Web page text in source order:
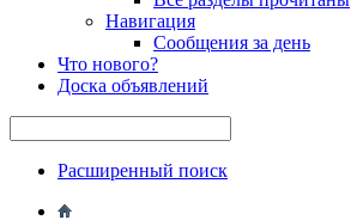
Навигация
Сообщения за день
Что нового?
Доска объявлений
Расширенный поиск